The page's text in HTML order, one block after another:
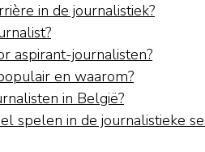
in de journalistiek?
aspirant-journalisten?
en waarom?
in België?
spelen in de journalistieke